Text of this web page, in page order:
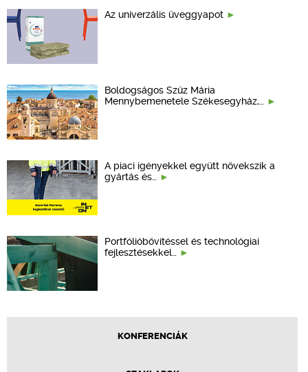
Az univerzális üveggyapot
Boldogságos Szűz Mária
Mennybemenetele Székesegyház,…
A piaci igényekkel együtt növekszik a
gyártás és…
Portfólióbővítéssel és technológiai
fejlesztésekkel…
KONFERENCIÁK